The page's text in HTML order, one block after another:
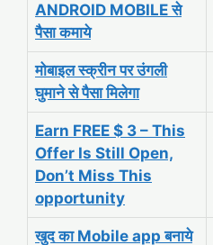
ANDROID MOBILE से
पैसा कमाये
मोबाइल स्क्रीन पर उंगली
घुमाने से पैसा मिलेगा
Earn FREE $ 3 – This
Offer Is Still Open,
Don’t Miss This
opportunity
खुद का Mobile app बनाये